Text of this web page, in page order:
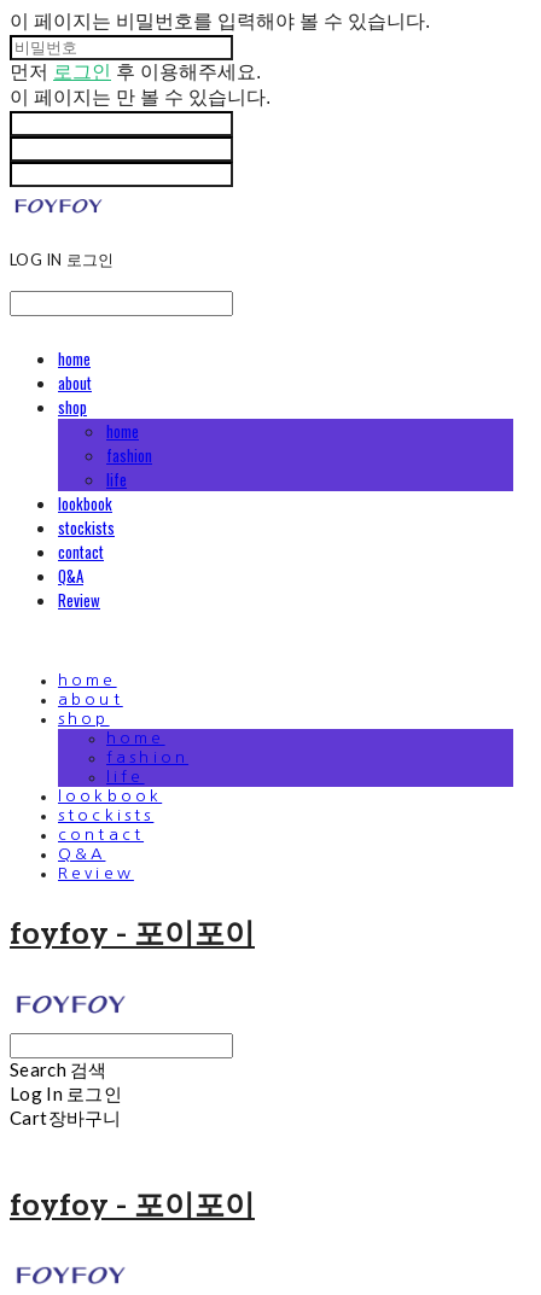
이 페이지는 비밀번호를 입력해야 볼 수 있습니다.
먼저 로그인 후 이용해주세요.
이 페이지는 만 볼 수 있습니다.
LOG IN 로그인
home
about
shop
home
fashion
life
lookbook
stockists
contact
Q&A
Review
home
about
shop
home
fashion
life
lookbook
stockists
contact
Q&A
Review
foyfoy - 포이포이
Search 검색
Log In 로그인
Cart장바구니
foyfoy - 포이포이